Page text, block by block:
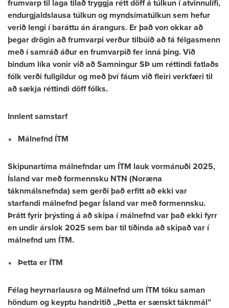
frumvarp til laga tilað tryggja rétt döff á túlkun í atvinnulífi,
endurgjaldslausa túlkun og myndsímatúlkun sem hefur
verið lengi í baráttu án árangurs. Er það von okkar að
þegar drögin að frumvarpi verður tilbúið að fá félgasmenn
með í samráð áður en frumvarpið fer inná þing. Við
bindum líka vonir við að Samningur SÞ um réttindi fatlaðs
fólk verði fullgildur og með því fáum við fleiri verkfæri til
að sækja réttindi döff fólks.
Innlent samstarf
Málnefnd ÍTM
Skipunartíma málnefndar um ÍTM lauk vormánuði 2025,
Ísland var með formennsku NTN (Noræna
táknmálsnefnda) sem gerði það erfitt að ekki var
starfandi málnefnd þegar Ísland var með formennsku.
Þrátt fyrir þrýsting á að skipa í málnefnd var það ekki fyrr
en undir árslok 2025 sem bar til tíðinda að skipað var í
málnefnd um ÍTM.
Þetta er ÍTM
Félag heyrnarlausra og Málnefnd um ÍTM tóku saman
höndum og keyptu handritið ,,Þetta er sænskt táknmál”